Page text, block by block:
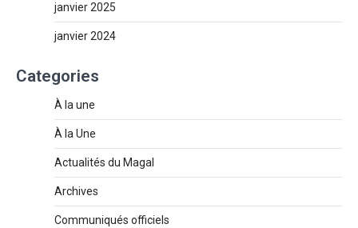
janvier 2025
janvier 2024
Categories
À la une
À la Une
Actualités du Magal
Archives
Communiqués officiels